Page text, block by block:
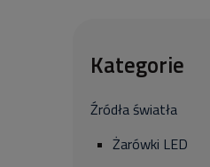
Kategorie
Źródła światła
Żarówki LED